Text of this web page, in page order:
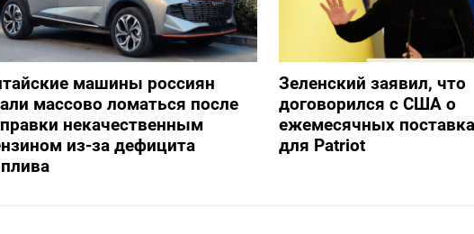
машины россиян
массово ломаться после
некачественным
из-за дефицита
Зеленский заявил, что
договорился с США о
ежемесячных
для Patriot